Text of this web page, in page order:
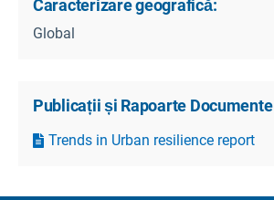
Caracterizare geografică:
Global
Publicații și Rapoarte Documente
Trends in Urban resilience report